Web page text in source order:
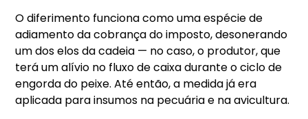
O diferimento funciona como uma espécie de
adiamento da cobrança do imposto, desonerando
um dos elos da cadeia — no caso, o produtor, que
terá um alívio no fluxo de caixa durante o ciclo de
engorda do peixe. Até então, a medida já era
aplicada para insumos na pecuária e na avicultura.